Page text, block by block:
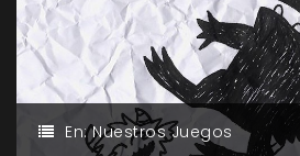
En:Nuestros Juegos